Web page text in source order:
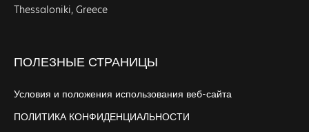
Thessaloniki, Greece
ПОЛЕЗНЫЕ СТРАНИЦЫ
Условия и положения использования веб-сайта
ПОЛИТИКА КОНФИДЕНЦИАЛЬНОСТИ